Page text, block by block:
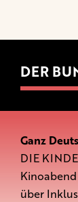
DER
Ganz
DIE
über